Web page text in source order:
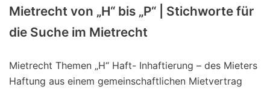
Mietrecht von „H“ bis „P“ | Stichworte für
die Suche im Mietrecht
Mietrecht Themen „H“ Haft- Inhaftierung – des Mieters
Haftung aus einem gemeinschaftlichen Mietvertrag